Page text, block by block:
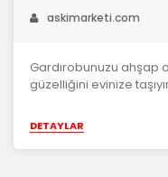
askimarketi.com
Gardırobunuzu ahşap
güzelliğini evinize
DETAYLAR